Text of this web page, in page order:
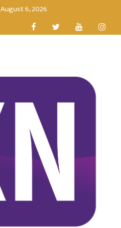
August 6, 2026